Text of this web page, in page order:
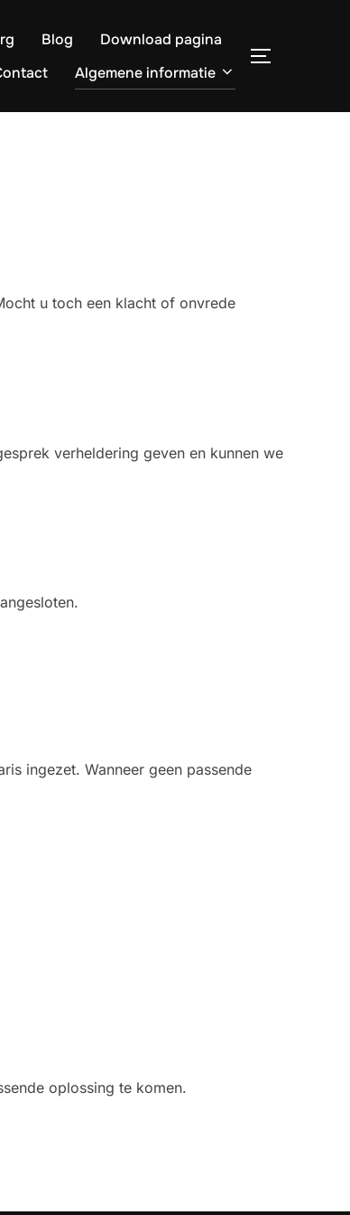
Blog
Download pagina
Algemene informatie
TOGGLE
u toch een klacht of onvrede
verheldering geven en kunnen we
ingezet. Wanneer geen passende
oplossing te komen.